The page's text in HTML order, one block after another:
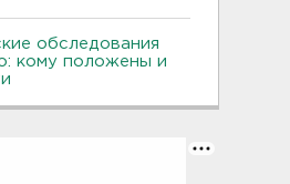
обследования
кому положены и